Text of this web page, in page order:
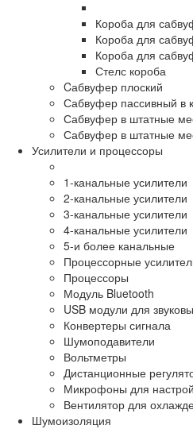
Короба для
Короба для
Короба для
Стелс короба
Cабвуфер плоский
Сабвуфер пассивный в
Сабвуфер в штатные
Сабвуфер в штатные
Усилители и процессоры
1-канальные усилители
2-канальные усилители
3-канальные усилители
4-канальные усилители
5-и более канальные
Процессорные
Процессоры
Модуль Bluetooth
USB модули для
Конвертеры сигнала
Шумоподавители
Вольтметры
Дистанционные
Микрофоны для
Вентилятор для
Шумоизоляция